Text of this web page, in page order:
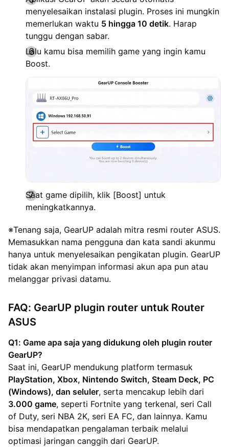
menyelesaikan instalasi plugin. Proses ini mungkin
memerlukan waktu 5 hingga 10 detik. Harap
tunggu dengan sabar.
Lalu kamu bisa memilih game yang ingin kamu
Boost.
Saat game dipilih, klik [Boost] untuk
meningkatkannya.
※Tenang saja, GearUP adalah mitra resmi router ASUS.
Memasukkan nama pengguna dan kata sandi akunmu
hanya untuk menyelesaikan pengikatan plugin. GearUP
tidak akan menyimpan informasi akun apa pun atau
melanggar privasi datamu.
FAQ: GearUP plugin router untuk Router
ASUS
Q1: Game apa saja yang didukung oleh plugin router
GearUP?
Saat ini, GearUP mendukung platform termasuk
PlayStation, Xbox, Nintendo Switch, Steam Deck, PC
(Windows), dan seluler, serta mencakup lebih dari
3.000 game, seperti Fortnite yang terkenal, seri Call
of Duty, seri NBA 2K, seri EA FC, dan lainnya. Kamu
bisa mendapatkan pengalaman terbaik melalui
optimasi jaringan canggih dari GearUP.